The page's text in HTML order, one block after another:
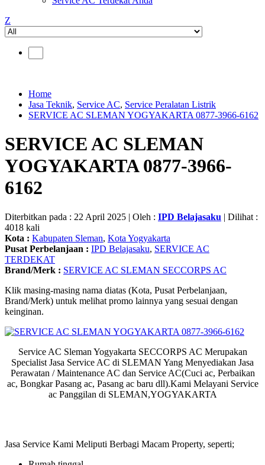
Z
Home
Jasa Teknik, Service AC, Service Peralatan Listrik
SERVICE AC SLEMAN YOGYAKARTA 0877-3966-6162
SERVICE AC SLEMAN
YOGYAKARTA 0877-3966-
6162
Diterbitkan pada : 22 April 2025 | Oleh : IPD Belajasaku | Dilihat :
4018 kali
Kota : Kabupaten Sleman, Kota Yogyakarta
Pusat Perbelanjaan : IPD Belajasaku, SERVICE AC
TERDEKAT
Brand/Merk : SERVICE AC SLEMAN SECCORPS AC
Klik masing-masing nama diatas (Kota, Pusat Perbelanjaan,
Brand/Merk) untuk melihat promo lainnya yang sesuai dengan
keinginan.
Service AC Sleman Yogyakarta SECCORPS AC Merupakan
Specialist Jasa Service AC di SLEMAN Yang Menyediakan Jasa
Perawatan / Maintenance AC dan Service AC(Cuci ac, Perbaikan
ac, Bongkar Pasang ac, Pasang ac baru dll).Kami Melayani Service
ac Panggilan di SLEMAN,YOGYAKARTA
Jasa Service Kami Meliputi Berbagi Macam Property, seperti;